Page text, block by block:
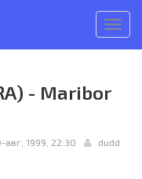
меню
- Maribor
авг, 1999, 22:30
dudd